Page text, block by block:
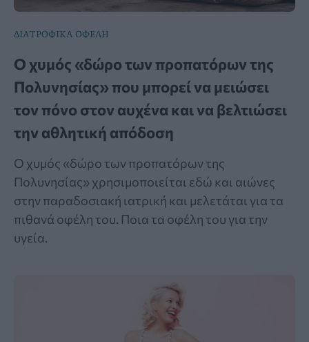
ΔΙΑΤΡΟΦΙΚΑ ΟΦΕΛΗ
Ο χυμός «δώρο των προπατόρων της
Πολυνησίας» που μπορεί να μειώσει
τον πόνο στον αυχένα και να βελτιώσει
την αθλητική απόδοση
Ο χυμός «δώρο των προπατόρων της
Πολυνησίας» χρησιμοποιείται εδώ και αιώνες
στην παραδοσιακή ιατρική και μελετάται για τα
πιθανά οφέλη του. Ποια τα οφέλη του για την
υγεία.